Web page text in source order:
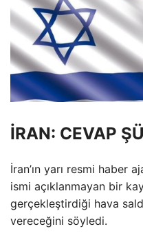
İRAN: CEVAP
İran’ın yarı resmi haber
ismi açıklanmayan bir
gerçekleştirdiği hava
vereceğini söyledi.